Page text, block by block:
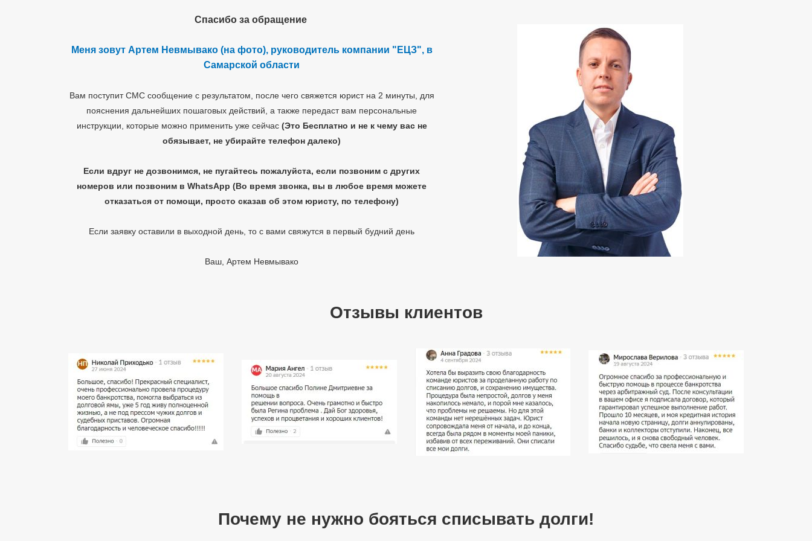
Спасибо за обращение
Меня зовут Артем Невмывако(на фото), руководитель компании "ЕЦЗ", в
Самарской области
Вам поступит СМС сообщение с результатом, после чего свяжется юрист на 2 минуты, для
пояснения дальнейших пошаговых действий, а также передаст вам персональные
инструкции, которые можно применить уже сейчас (Это Бесплатно и не к чему вас не
обязывает, не убирайте телефон далеко)
Если вдруг не дозвонимся, не пугайтесь пожалуйста, если позвоним с других
номеров или позвоним в WhatsApp (Во время звонка, вы в любое время можете
отказаться от помощи, просто сказав об этом юристу, по телефону)
Если заявку оставили в выходной день, то с вами свяжутся в первый будний день
Ваш, Артем Невмывако
Отзывы клиентов
Почему не нужно бояться списывать долги!